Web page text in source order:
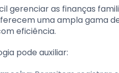
gerenciar as finanças
uma ampla gama
eficiência.
pode auxiliar: